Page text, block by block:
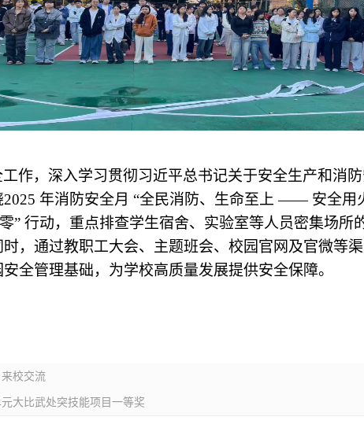
作，深入学习贯彻习近平总书记关于安全生产和消
2025 年消防安全月 “全民消防、生命至上 —— 安全用
” 行动，重点排查学生宿舍、实验室等人员密集场所
，通过教职工大会、主题班会、校园官网及官微等
全管理基础，为学校高质量发展提供安全保障。
校交流
大比武处突技能项目一等奖